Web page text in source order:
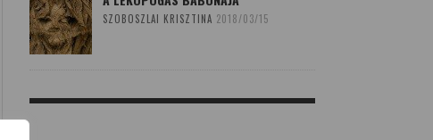
SZOBOSZLAI KRISZTINA 2018/03/15